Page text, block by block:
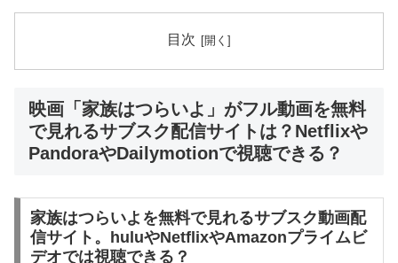
目次
映画「家族はつらいよ」がフル動画を無料
で見れるサブスク配信サイトは？Netflixや
PandoraやDailymotionで視聴できる？
家族はつらいよを無料で見れるサブスク動画配
信サイト。huluやNetflixやAmazonプライムビ
デオでは視聴できる？